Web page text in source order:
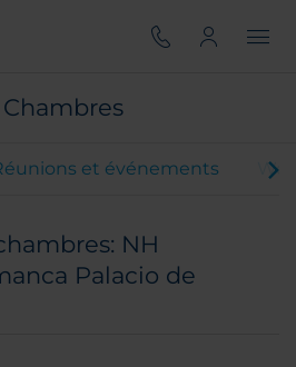
Chambres
et événements
NH
Palacio de